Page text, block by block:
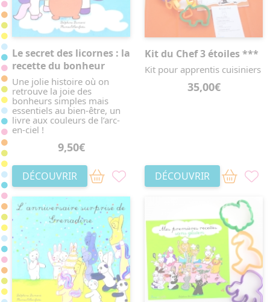
Le secret des licornes : la
recette du bonheur
Une jolie histoire où on
retrouve la joie des
bonheurs simples mais
essentiels au bien-être, un
livre aux couleurs de l’arc-
en-ciel !
9,50€
DÉCOUVRIR
Kit du Chef 3 étoiles ***
Kit pour apprentis cuisiniers
35,00€
DÉCOUVRIR